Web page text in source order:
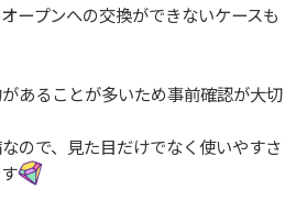
ープンへの交換ができないケースも
あることが多いため事前確認が大切
ので、見た目だけでなく使いやすさ